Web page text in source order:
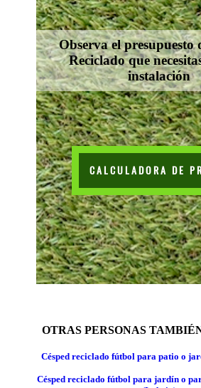
Observa el presupuesto
Reciclado que
instalación
CALCULADORA DE
OTRAS PERSONAS
Césped reciclado fútbol para patio o
Césped reciclado fútbol para jardín o